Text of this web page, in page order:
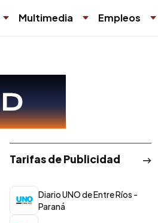
Multimedia Empleos
Tarifas de Publicidad
Diario UNO de Entre Ríos -
Paraná